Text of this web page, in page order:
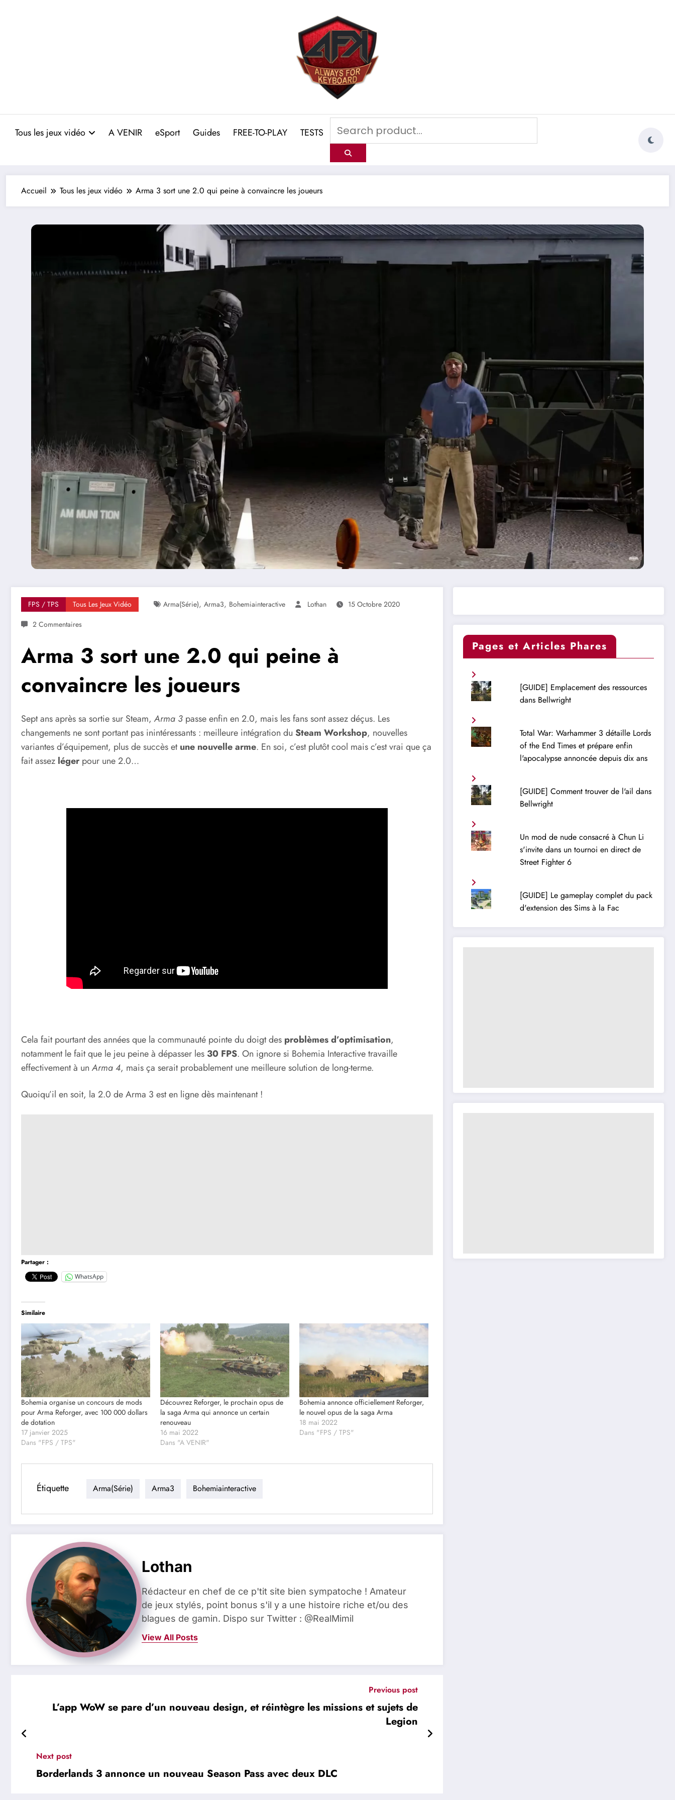
Tous les jeux vidéo A VENIR eSport Guides FREE-TO-PLAY TESTS
Accueil Tous les jeux vidéo Arma 3 sort une 2.0 qui peine à convaincre les joueurs
FPS / TPS Tous Les Jeux Vidéo Arma(série), Arma3, Bohemiainteractive Lothan
15 Octobre 2020
2 Commentaires
Arma 3 sort une 2.0 qui peine à
convaincre les joueurs
Sept ans après sa sortie sur Steam,Arma 3 passe enfin en 2.0, mais les fans sont assez déçus. Les
changements ne sont portant pas inintéressants : meilleure intégration du Steam Workshop, nouvelles
variantes d’équipement, plus de succès etune nouvelle arme. En soi, c’est plutôt cool mais c’est vrai que ça
fait assez léger pour une 2.0…
Cela fait pourtant des années que la communauté pointe du doigt des problèmes d’optimisation,
notamment le fait que le jeu peine à dépasser les 30 FPS. On ignore si Bohemia Interactive travaille
effectivement à unArma 4, mais ça serait probablement une meilleure solution de long-terme.
Quoiqu’il en soit, la 2.0 de Arma 3 est en ligne dès maintenant !
Partager :
WhatsApp
Similaire
Bohemia organise un concours de mods
pour Arma Reforger, avec 100 000 dollars
de dotation
17 janvier 2025
Dans "FPS / TPS"
Découvrez Reforger, le prochain opus de
la saga Arma qui annonce un certain
renouveau
16 mai 2022
Dans "A VENIR"
Bohemia annonce officiellement Reforger,
le nouvel opus de la saga Arma
18 mai 2022
Dans "FPS / TPS"
Étiquette Arma(série) Arma3 Bohemiainteractive
Lothan
Rédacteur en chef de ce p'tit site bien sympatoche ! Amateur
de jeux stylés, point bonus s'il y a une histoire riche et/ou des
blagues de gamin. Dispo sur Twitter : @RealMimil
View All Posts
Previous post
L’app WoW se pare d’un nouveau design, et réintègre les missions et sujets de
Legion
Next post
Borderlands 3 annonce un nouveau Season Pass avec deux DLC
Pages et Articles Phares
[GUIDE] Emplacement des ressources
dans Bellwright
Total War: Warhammer 3 détaille Lords
of the End Times et prépare enfin
l'apocalypse annoncée depuis dix ans
[GUIDE] Comment trouver de l'ail dans
Bellwright
Un mod de nude consacré à Chun Li
s'invite dans un tournoi en direct de
Street Fighter 6
[GUIDE] Le gameplay complet du pack
d'extension des Sims à la Fac